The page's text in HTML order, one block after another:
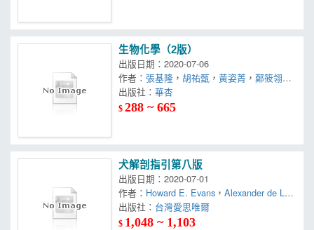
生物化學（2版）
出版日期：2020-07-06
作者：張基隆 ，胡祐甄 ，黃姿菁 ，鄭筱翎，
謝寶萱
出版社：
$288 ~ 665
犬解剖指引第八版
出版日期：2020-07-01
作者： Howard E. Evans ，Alexander de Lah
unta
出版社：
$ 1,048 ~ 1,103